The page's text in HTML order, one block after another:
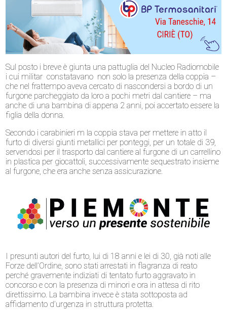
Sul posto i breve è giunta una pattuglia del Nucleo Radiomobile
i cui militar constatavano non solo la presenza della coppia –
che nel frattempo aveva cercato di nascondersi a bordo di un
furgone parcheggiato da loro a pochi metri dal cantiere – ma
anche di una bambina di appena 2 anni, poi accertato essere la
figlia della donna.
Secondo i carabinieri m la coppia stava per mettere in atto il
furto di diversi giunti metallici per ponteggi, per un totale di 39,
servendosi per il trasporto dal cantiere al furgone di un carrellino
in plastica per giocattoli, successivamente sequestrato insieme
al furgone, che era anche senza assicurazione.
I presunti autori del furto, lui di 18 anni e lei di 30, già noti alle
Forze dell’Ordine, sono stati arrestati in flagranza di reato
perché gravemente indiziati di tentato furto aggravato in
concorso e con la presenza di minori e ora in attesa di rito
direttissimo. La bambina invece è stata sottoposta ad
affidamento d’urgenza in struttura protetta.